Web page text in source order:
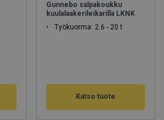
Gunnebo salpakoukku
kuulalaakerileikarilla LKNK
Työkuorma: 2.6 - 20 t
Katso tuote